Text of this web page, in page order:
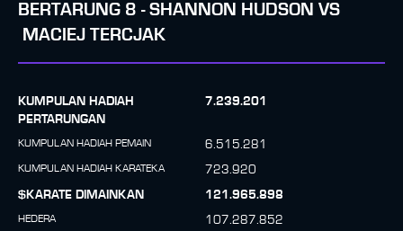
BERTARUNG 8 - SHANNON HUDSON VS
MACIEJ TERCJAK
KUMPULAN HADIAH
PERTARUNGAN
7.239.201
KUMPULAN HADIAH PEMAIN 6.515.281
KUMPULAN HADIAH KARATEKA
723.920
$KARATE DIMAINKAN
121.965.898
HEDERA 107.287.852